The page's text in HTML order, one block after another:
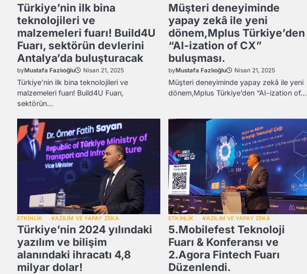
Türkiye’nin ilk bina
teknolojileri ve
malzemeleri fuarı! Build4U
Fuarı, sektörün devlerini
Antalya’da buluşturacak
byMustafa Fazlıoğlu Nisan 21, 2025
Türkiye’nin ilk bina teknolojileri ve
malzemeleri fuarı! Build4U Fuarı,
sektörün…
Müşteri deneyiminde
yapay zekâ ile yeni
dönem,Mplus Türkiye’den
“AI-ization of CX”
buluşması.
byMustafa Fazlıoğlu Nisan 21, 2025
Müşteri deneyiminde yapay zekâ ile yeni
dönem,Mplus Türkiye’den “AI-ization of…
ETKİNLİK YAZILIM VE YAPAY ZEKA
Türkiye’nin 2024 yılındaki
yazılım ve bilişim
alanındaki ihracatı 4,8
milyar dolar!
ETKİNLİK YAZILIM VE YAPAY ZEKA
5.Mobilefest Teknoloji
Fuarı & Konferansı ve
2.Agora Fintech Fuarı
Düzenlendi.